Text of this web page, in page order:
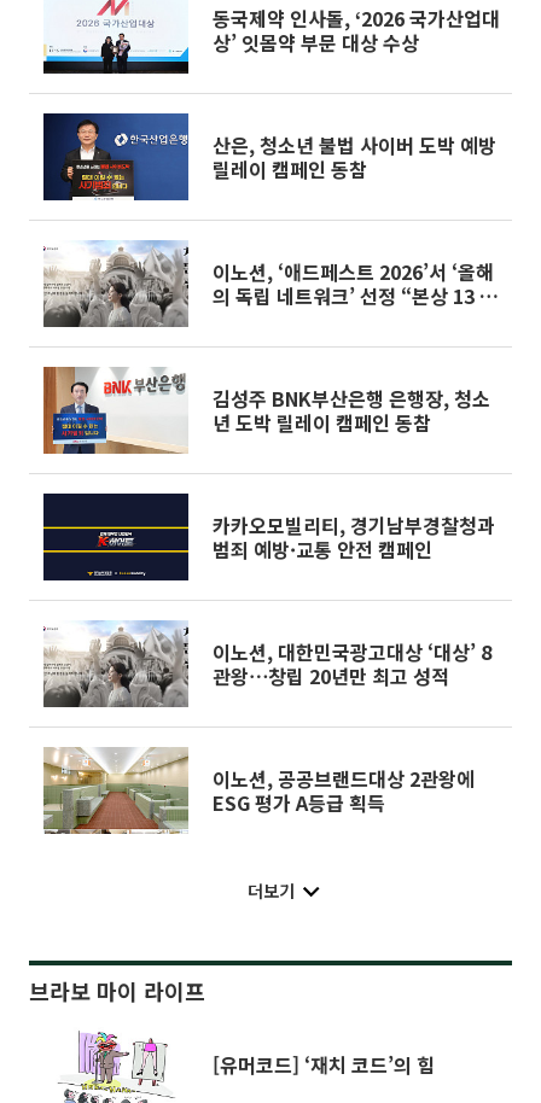
동국제약 인사돌, ‘2026 국가산업대
상’ 잇몸약 부문 대상 수상
산은, 청소년 불법 사이버 도박 예방
릴레이 캠페인 동참
이노션, ‘애드페스트 2026’서 ‘올해
의 독립 네트워크’ 선정 “본상 13 수
김성주 BNK부산은행 은행장, 청소
년 도박 릴레이 캠페인 동참
카카오모빌리티, 경기남부경찰청과
범죄 예방·교통 안전 캠페인
이노션, 대한민국광고대상 ‘대상’ 8
관왕⋯창립 20년만 최고 성적
이노션, 공공브랜드대상 2관왕에
ESG 평가 A등급 획득
더보기
브라보 마이 라이프
[유머코드] ‘재치 코드’의 힘